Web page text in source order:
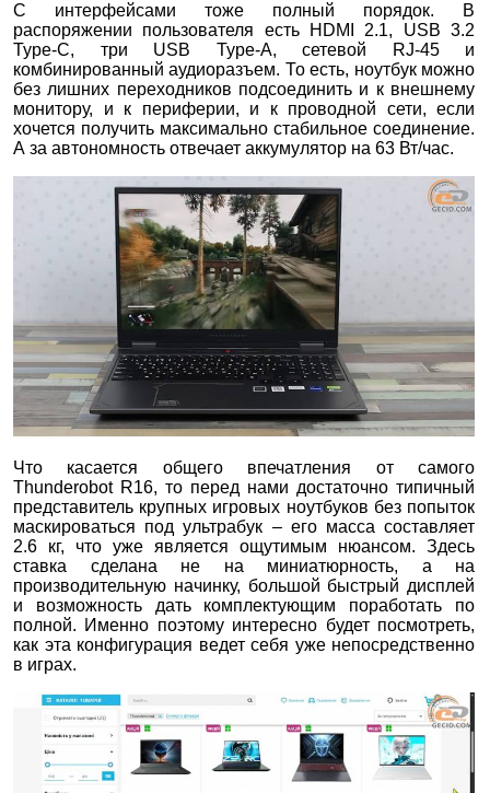
С интерфейсами тоже полный порядок. В
распоряжении пользователя есть HDMI 2.1, USB 3.2
Type-C, три USB Type-A, сетевой RJ-45 и
комбинированный аудиоразъем. То есть, ноутбук можно
без лишних переходников подсоединить и к внешнему
монитору, и к периферии, и к проводной сети, если
хочется получить максимально стабильное соединение.
А за автономность отвечает аккумулятор на 63 Вт/час.
Что касается общего впечатления от самого
Thunderobot R16, то перед нами достаточно типичный
представитель крупных игровых ноутбуков без попыток
маскироваться под ультрабук – его масса составляет
2.6 кг, что уже является ощутимым нюансом. Здесь
ставка сделана не на миниатюрность, а на
производительную начинку, большой быстрый дисплей
и возможность дать комплектующим поработать по
полной. Именно поэтому интересно будет посмотреть,
как эта конфигурация ведет себя уже непосредственно
в играх.